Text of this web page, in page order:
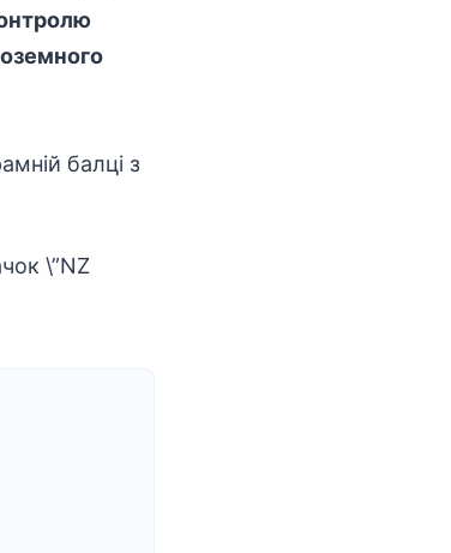
балці з
\”NZ